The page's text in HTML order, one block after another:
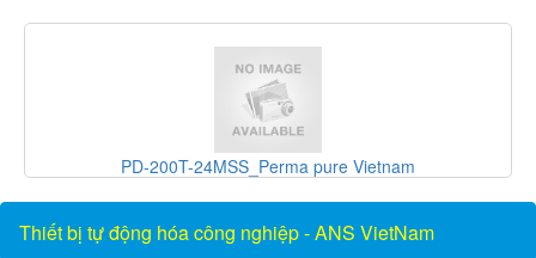
PD-200T-24MSS_Perma pure Vietnam
Thiết bị tự động hóa công nghiệp - ANS VietNam